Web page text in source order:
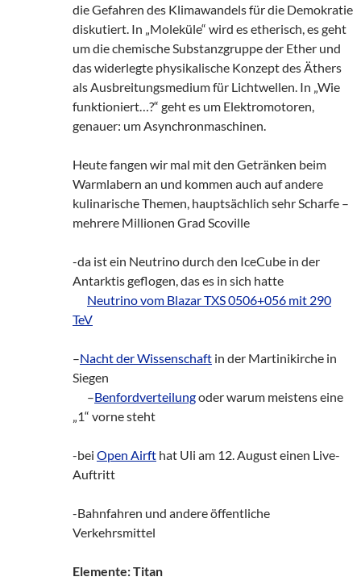
die Gefahren des Klimawandels für die Demokratie
diskutiert. In „Moleküle“ wird es etherisch, es geht
um die chemische Substanzgruppe der Ether und
das widerlegte physikalische Konzept des Äthers
als Ausbreitungsmedium für Lichtwellen. In „Wie
funktioniert…?“ geht es um Elektromotoren,
genauer: um Asynchronmaschinen.
Heute fangen wir mal mit den Getränken beim
Warmlabern an und kommen auch auf andere
kulinarische Themen, hauptsächlich sehr Scharfe –
mehrere Millionen Grad Scoville
-da ist ein Neutrino durch den IceCube in der
Antarktis geflogen, das es in sich hatte
Neutrino vom Blazar TXS 0506+056 mit 290
TeV
–Nacht der Wissenschaft in der Martinikirche in
Siegen
–Benfordverteilungoder warum meistens eine
„1“ vorne steht
-bei Open Airft hat Uli am 12. August einen Live-
Auftritt
-Bahnfahren und andere öffentliche
Verkehrsmittel
Elemente: Titan